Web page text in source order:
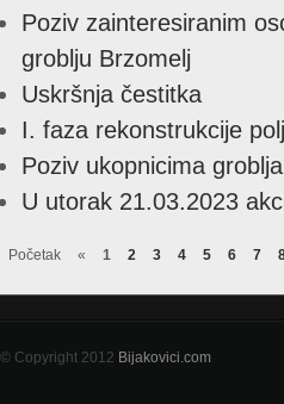
Poziv zainteresiranim
groblju Brzomelj
Uskršnja čestitka
I. faza rekonstrukcije
Poziv ukopnicima
U utorak 21.03.2023
Početak « 1 2 3 4 5 6 7
© Copyright 2012 Bijakovici.com